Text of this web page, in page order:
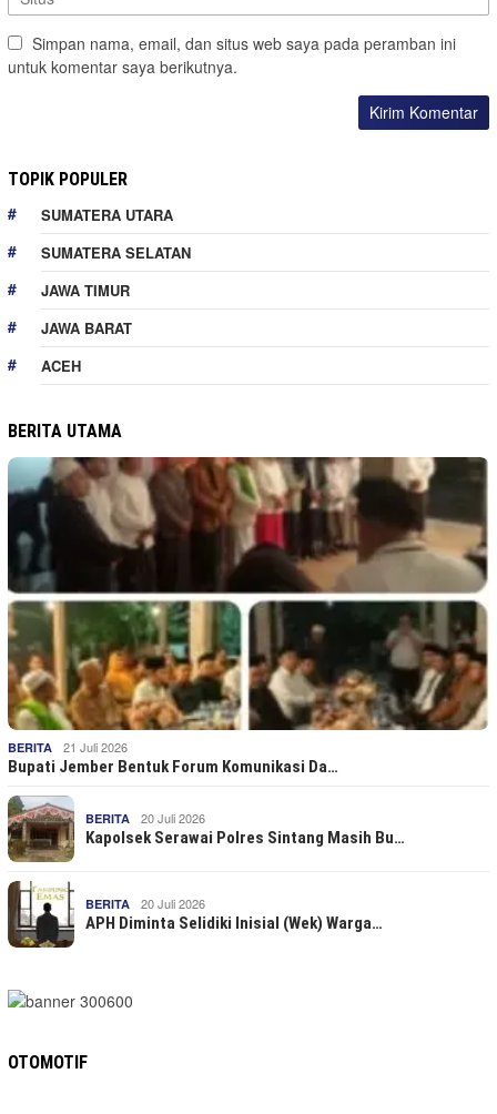
Simpan nama, email, dan situs web saya pada peramban ini
untuk komentar saya berikutnya.
TOPIK POPULER
SUMATERA UTARA
SUMATERA SELATAN
JAWA TIMUR
JAWA BARAT
ACEH
BERITA UTAMA
BERITA 21 Juli 2026
Bupati Jember Bentuk Forum Komunikasi Da…
BERITA 20 Juli 2026
Kapolsek Serawai Polres Sintang Masih Bu…
BERITA 20 Juli 2026
APH Diminta Selidiki Inisial (Wek) Warga…
OTOMOTIF